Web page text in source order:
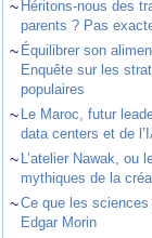
~ Héritons-nous des
parents ? Pas
~ Équilibrer son
Enquête sur les
populaires
~ Le Maroc, futur
data centers et de
~ L’atelier Nawak, ou
mythiques de la
~Ce que les
Edgar Morin